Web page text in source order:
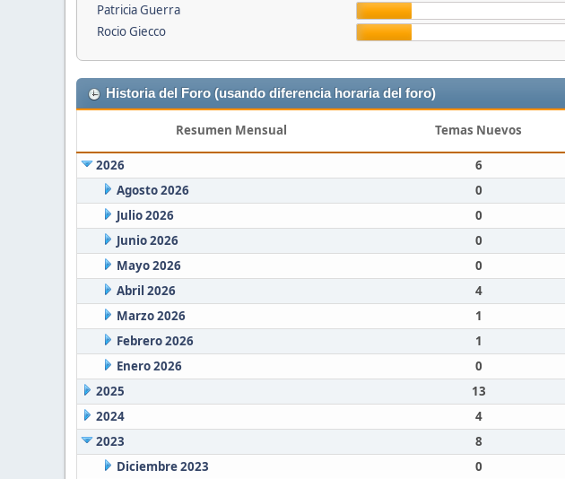
Patricia Guerra
Rocio Giecco
Historia del Foro (usando diferencia horaria del foro)
Resumen Mensual Temas Nuevos
2026
6
Agosto 2026
0
Julio 2026
0
Junio 2026
0
Mayo 2026
0
Abril 2026
4
Marzo 2026
1
Febrero 2026
1
Enero 2026
0
2025
13
2024
4
2023
8
Diciembre 2023
0